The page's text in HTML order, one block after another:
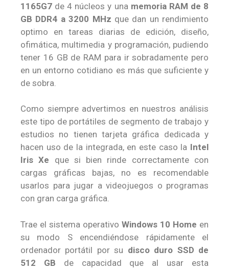
1165G7 de 4 núcleos y una memoria RAM de 8
GB DDR4 a 3200 MHz que dan un rendimiento
optimo en tareas diarias de edición, diseño,
ofimática, multimedia y programación, pudiendo
tener 16 GB de RAM para ir sobradamente pero
en un entorno cotidiano es más que suficiente y
de sobra.
Como siempre advertimos en nuestros análisis
este tipo de portátiles de segmento de trabajo y
estudios no tienen tarjeta gráfica dedicada y
hacen uso de la integrada, en este caso la Intel
Iris Xe que si bien rinde correctamente con
cargas gráficas bajas, no es recomendable
usarlos para jugar a videojuegos o programas
con gran carga gráfica.
Trae el sistema operativo Windows 10 Home en
su modo S encendiéndose rápidamente el
ordenador portátil por su disco duro SSD de
512 GB de capacidad que al usar esta